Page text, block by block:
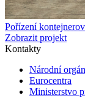
Pořízení
Zobrazit projekt
Kontakty
Národní
Eurocentra
Ministerstvo